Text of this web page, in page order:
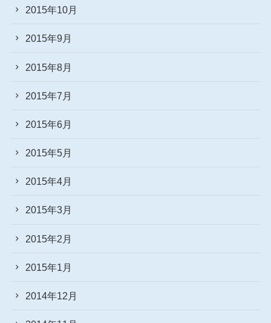
2015年10月
2015年9月
2015年8月
2015年7月
2015年6月
2015年5月
2015年4月
2015年3月
2015年2月
2015年1月
2014年12月